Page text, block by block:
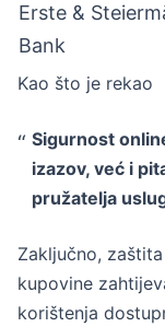
Erste &
Bank
Kao što je rekao
Sigurnost
izazov, već i
pružatelja
Zaključno,
kupovine
korištenja